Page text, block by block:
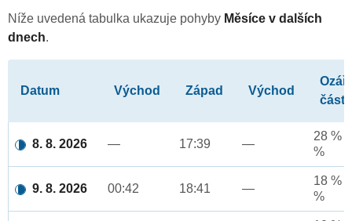
Níže uvedená tabulka ukazuje pohyby Měsíce v dalších
dnech.
Datum Východ Západ Východ
část
8. 8. 2026 — 17:39 —
28 %
%
9. 8. 2026 00:42 18:41 —
18 %
%